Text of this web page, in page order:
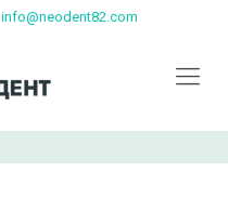
info@neodent82.com